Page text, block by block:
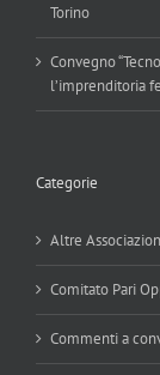
Torino
Convegno
l’imprenditoria
Categorie
Altre
Comitato Pari
Commenti a